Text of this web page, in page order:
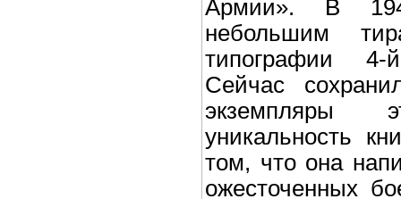
Армии». В
небольшим
типографии 4-
Сейчас
экземпляры
уникальность
том, что она
ожесточенных